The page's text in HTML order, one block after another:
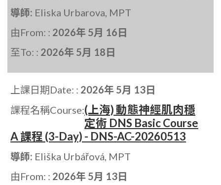
導師: Eliska Urbarova, MPT
由From: : 2026年 5月 16日
至To: : 2026年 5月 18日
上課日期Date: : 2026年 5月 13日
課程名稱Course:(上海) 動態神經肌肉穩
定術 DNS Basic Course
A 課程 (3-Day) - DNS-AC-20260513
導師: Eliška Urbářová, MPT
由From: : 2026年 5月 13日